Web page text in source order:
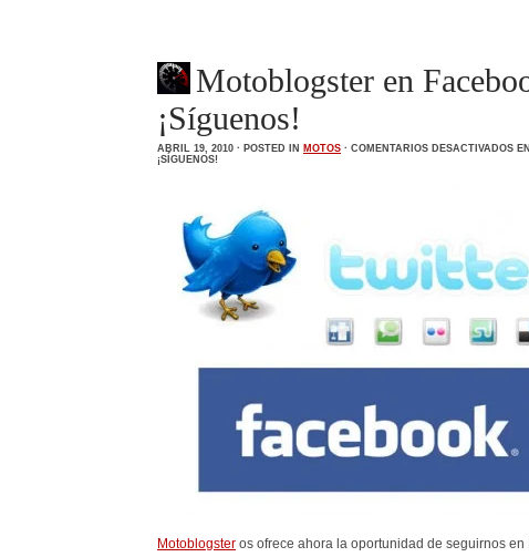
Motoblogster en
¡Síguenos!
ABRIL 19, 2010 · POSTED IN MOTOS · COMENTARIOS DESACTIVADOS
¡SÍGUENOS!
Motoblogster os ofrece ahora la oportunidad de seguirnos